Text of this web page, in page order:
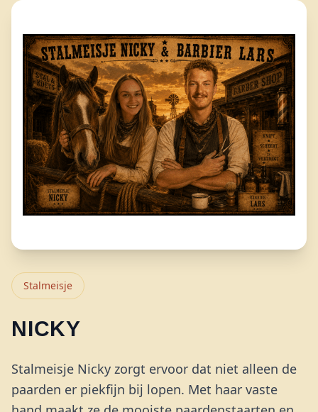
Stalmeisje
NICKY
Stalmeisje Nicky zorgt ervoor dat niet alleen de
paarden er piekfijn bij lopen. Met haar vaste